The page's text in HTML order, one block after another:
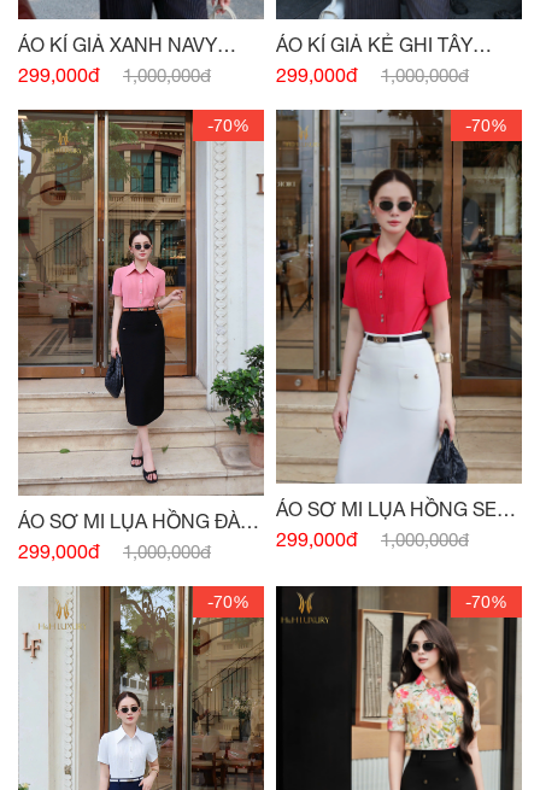
ÁO KÍ GIẢ XANH NAVY
ĐÍNH CHARM
299,000đ 1,000,000đ
ÁO KÍ GIẢ KẺ GHI TÂY
ĐÍNH CHARM EO
299,000đ 1,000,000đ
-70%
ÁO SƠ MI LỤA HỒNG ĐÀO
CỘC TAY BẤU MI
299,000đ 1,000,000đ
-70%
ÁO SƠ MI LỤA HỒNG SEN
BẤU LY THÂN
299,000đ 1,000,000đ
-70% -70%